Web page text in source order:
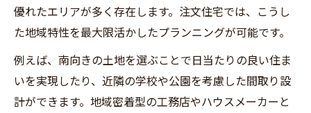
優れたエリアが多く存在します。注文住宅では、こうし
た地域特性を最大限活かしたプランニングが可能です。
例えば、南向きの土地を選ぶことで日当たりの良い住ま
いを実現したり、近隣の学校や公園を考慮した間取り設
計ができます。地域密着型の工務店やハウスメーカーと